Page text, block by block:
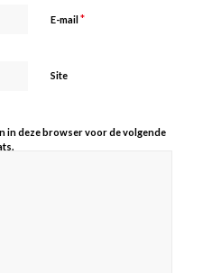
E-mail*
Site
in deze browser voor de volgende